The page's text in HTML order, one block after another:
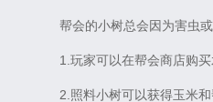
帮会的小树总会因为害虫或
1.玩家可以在帮会商店购买
2.照料小树可以获得玉米和